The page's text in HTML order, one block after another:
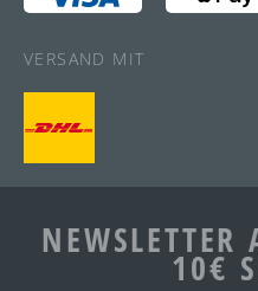
VERSAND MIT
10€